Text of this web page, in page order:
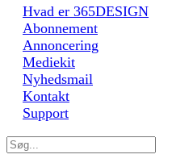
Hvad er 365DESIGN
Abonnement
Annoncering
Mediekit
Nyhedsmail
Kontakt
Support